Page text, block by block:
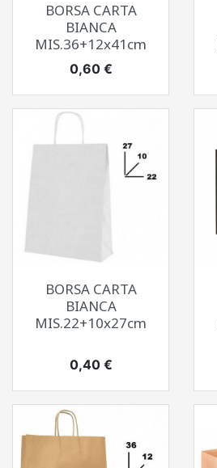
BORSA CARTA
BIANCA
MIS.36+12x41cm
Prezzo
0,60 €
BORSA CARTA
BIANCA
MIS.22+10x27cm
Prezzo
0,40 €